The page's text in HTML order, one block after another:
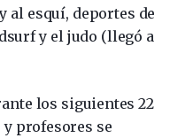
al esquí, deportes de
y el judo (llegó a
los siguientes 22
profesores se